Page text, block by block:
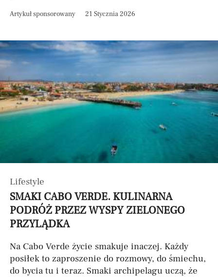
Artykuł sponsorowany 21 Stycznia 2026
Lifestyle
SMAKI CABO VERDE. KULINARNA
PODRÓŻ PRZEZ WYSPY ZIELONEGO
PRZYLĄDKA
Na Cabo Verde życie smakuje inaczej. Każdy
posiłek to zaproszenie do rozmowy, do śmiechu,
do bycia tu i teraz. Smaki archipelagu uczą, że